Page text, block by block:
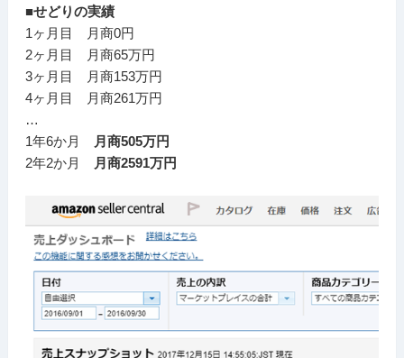
■せどりの実績
1ヶ月目 月商0円
2ヶ月目 月商65万円
3ヶ月目 月商153万円
4ヶ月目 月商261万円
…
1年6か月
月商505万円
2年2か月
月商2591万円